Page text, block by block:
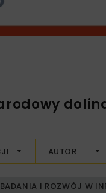
AUTOR
I ROZWÓJ W